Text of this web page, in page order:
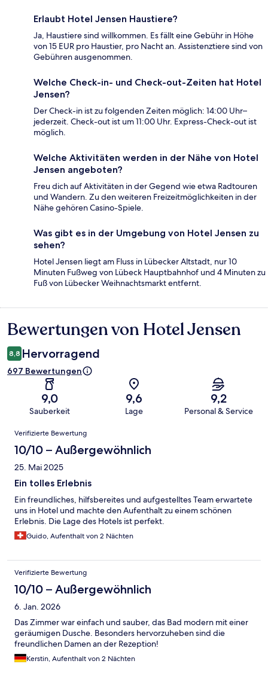
Erlaubt Hotel Jensen Haustiere?
Ja, Haustiere sind willkommen. Es fällt eine Gebühr in Höhe
von 15 EUR pro Haustier, pro Nacht an. Assistenztiere sind von
Gebühren ausgenommen.
Welche Check-in- und Check-out-Zeiten hat Hotel
Jensen?
Der Check-in ist zu folgenden Zeiten möglich: 14:00 Uhr–
jederzeit. Check-out ist um 11:00 Uhr. Express-Check-out ist
möglich.
Welche Aktivitäten werden in der Nähe von Hotel
Jensen angeboten?
Freu dich auf Aktivitäten in der Gegend wie etwa Radtouren
und Wandern. Zu den weiteren Freizeitmöglichkeiten in der
Nähe gehören Casino-Spiele.
Was gibt es in der Umgebung von Hotel Jensen zu
sehen?
Hotel Jensen liegt am Fluss in Lübecker Altstadt, nur 10
Minuten Fußweg von Lübeck Hauptbahnhof und 4 Minuten zu
Fuß von Lübecker Weihnachtsmarkt entfernt.
Bewertungen
Bewertungen von Hotel Jensen
8,8 Hervorragend
697 Bewertungen
9,0
Sauberkeit
9,6
Lage
9,2
Personal & Service
Bewertungen
Verifizierte Bewertung
10/10 – Außergewöhnlich
25. Mai 2025
Ein tolles Erlebnis
Ein freundliches, hilfsbereites und aufgestelltes Team erwartete
uns in Hotel und machte den Aufenthalt zu einem schönen
Erlebnis. Die Lage des Hotels ist perfekt.
Guido, Aufenthalt von 2 Nächten
Verifizierte Bewertung
10/10 – Außergewöhnlich
6. Jan. 2026
Das Zimmer war einfach und sauber, das Bad modern mit einer
geräumigen Dusche. Besonders hervorzuheben sind die
freundlichen Damen an der Rezeption!
Kerstin, Aufenthalt von 2 Nächten